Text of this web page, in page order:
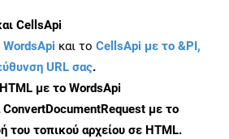
CellsApi
WordsApi και το CellsApi με το &PI,
URL σας.
με το WordsApi
ConvertDocumentRequest με το
του τοπικού αρχείου σε HTML.